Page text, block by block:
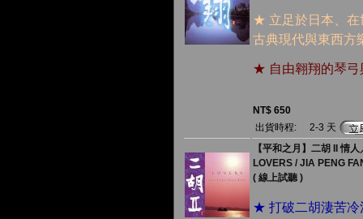
★ 立足於日本、在
古典現代與東西方
★ 自由翱翔的琴弓
NT$ 650
出貨時程:
2-3 天
【平和之月】二胡 II 情
LOVERS / JIA PENG
( 線上試聽 )
★ 打破二胡淒苦冷